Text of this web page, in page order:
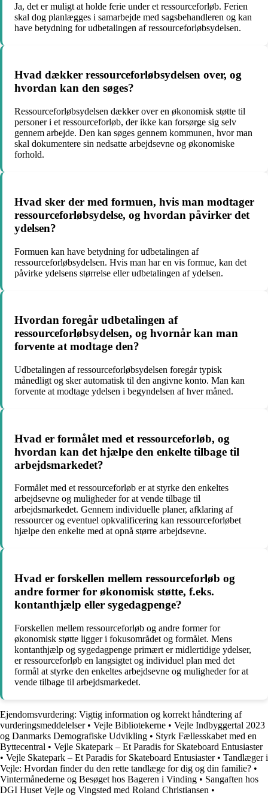
Ja, det er muligt at holde ferie under et ressourceforløb. Ferien
skal dog planlægges i samarbejde med sagsbehandleren og kan
have betydning for udbetalingen af ressourceforløbsydelsen.
Hvad dækker ressourceforløbsydelsen over, og
hvordan kan den søges?
Ressourceforløbsydelsen dækker over en økonomisk støtte til
personer i et ressourceforløb, der ikke kan forsørge sig selv
gennem arbejde. Den kan søges gennem kommunen, hvor man
skal dokumentere sin nedsatte arbejdsevne og økonomiske
forhold.
Hvad sker der med formuen, hvis man modtager
ressourceforløbsydelse, og hvordan påvirker det
ydelsen?
Formuen kan have betydning for udbetalingen af
ressourceforløbsydelsen. Hvis man har en vis formue, kan det
påvirke ydelsens størrelse eller udbetalingen af ydelsen.
Hvordan foregår udbetalingen af
ressourceforløbsydelsen, og hvornår kan man
forvente at modtage den?
Udbetalingen af ressourceforløbsydelsen foregår typisk
månedligt og sker automatisk til den angivne konto. Man kan
forvente at modtage ydelsen i begyndelsen af hver måned.
Hvad er formålet med et ressourceforløb, og
hvordan kan det hjælpe den enkelte tilbage til
arbejdsmarkedet?
Formålet med et ressourceforløb er at styrke den enkeltes
arbejdsevne og muligheder for at vende tilbage til
arbejdsmarkedet. Gennem individuelle planer, afklaring af
ressourcer og eventuel opkvalificering kan ressourceforløbet
hjælpe den enkelte med at opnå større arbejdsevne.
Hvad er forskellen mellem ressourceforløb og
andre former for økonomisk støtte, f.eks.
kontanthjælp eller sygedagpenge?
Forskellen mellem ressourceforløb og andre former for
økonomisk støtte ligger i fokusområdet og formålet. Mens
kontanthjælp og sygedagpenge primært er midlertidige ydelser,
er ressourceforløb en langsigtet og individuel plan med det
formål at styrke den enkeltes arbejdsevne og muligheder for at
vende tilbage til arbejdsmarkedet.
Ejendomsvurdering: Vigtig information og korrekt håndtering af
vurderingsmeddelelser• Vejle Bibliotekerne • Vejle Indbyggertal 2023
og Danmarks Demografiske Udvikling • Styrk Fællesskabet med en
Byttecentral • Vejle Skatepark – Et Paradis for Skateboard Entusiaster
• Vejle Skatepark – Et Paradis for Skateboard Entusiaster• Tandlæger i
Vejle: Hvordan finder du den rette tandlæge for dig og din familie? •
Vintermånederne og Besøget hos Bageren i Vinding • Sangaften hos
DGI Huset Vejle og Vingsted med Roland Christiansen •